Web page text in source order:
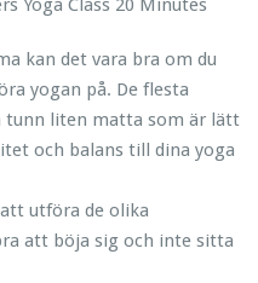
Yoga Class 20 Minutes
kan det vara bra om du
yogan på. De flesta
tunn liten matta som är lätt
och balans till dina yoga
utföra de olika
att böja sig och inte sitta